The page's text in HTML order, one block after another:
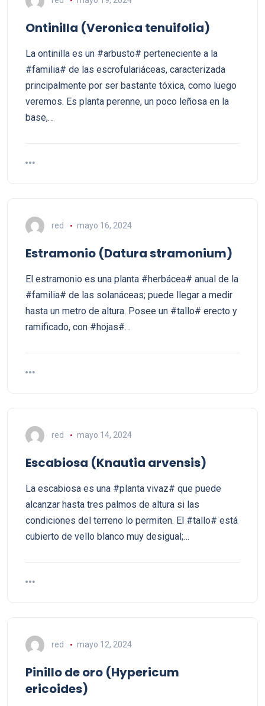
Ontinilla (Veronica tenuifolia)
La ontinilla es un #arbusto# perteneciente a la
#familia# de las escrofulariáceas, caracterizada
principalmente por ser bastante tóxica, como luego
veremos. Es planta perenne, un poco leñosa en la
base,…
red mayo 16, 2024
Estramonio (Datura stramonium)
El estramonio es una planta #herbácea# anual de la
#familia# de las solanáceas; puede llegar a medir
hasta un metro de altura. Posee un #tallo# erecto y
ramificado, con #hojas#…
red mayo 14, 2024
Escabiosa (Knautia arvensis)
La escabiosa es una #planta vivaz# que puede
alcanzar hasta tres palmos de altura si las
condiciones del terreno lo permiten. El #tallo# está
cubierto de vello blanco muy desigual;…
red mayo 12, 2024
Pinillo de oro (Hypericum
ericoides)